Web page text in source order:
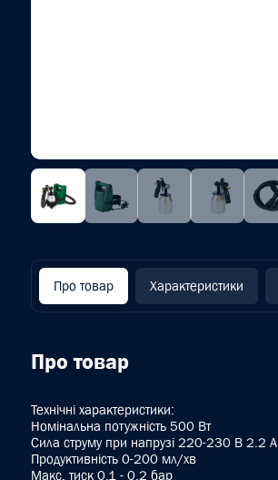
Про товар Характеристики
Про товар
Технічні характеристики:
Номінальна потужність 500 Вт
Сила струму при напрузі 220-230 В 2.2 A
Продуктивність 0-200 мл/хв
Макс. тиск 0,1 - 0,2 бар